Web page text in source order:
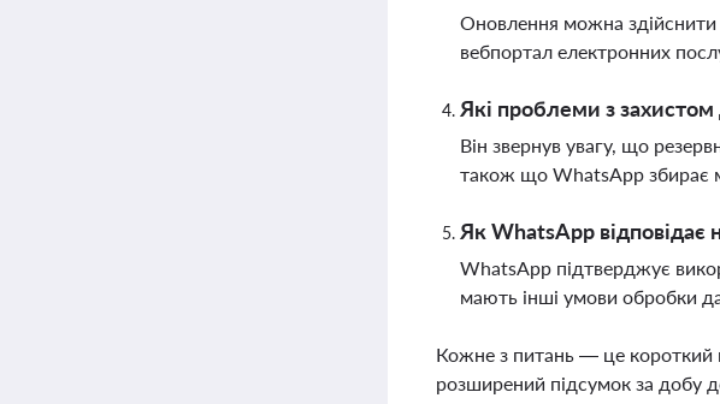
Оновлення можна здійснити
вебпортал електронних
Які проблеми з
Він звернув увагу, що
також що WhatsApp збирає
Як WhatsApp відповідає
WhatsApp підтверджує
мають інші умови обробки
Кожне з питань — це короткий
розширений підсумок за добу